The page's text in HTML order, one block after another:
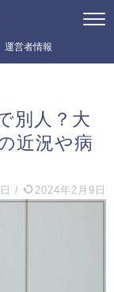
運営者情報
別人？大
近況や病
/ 2024年2月9日